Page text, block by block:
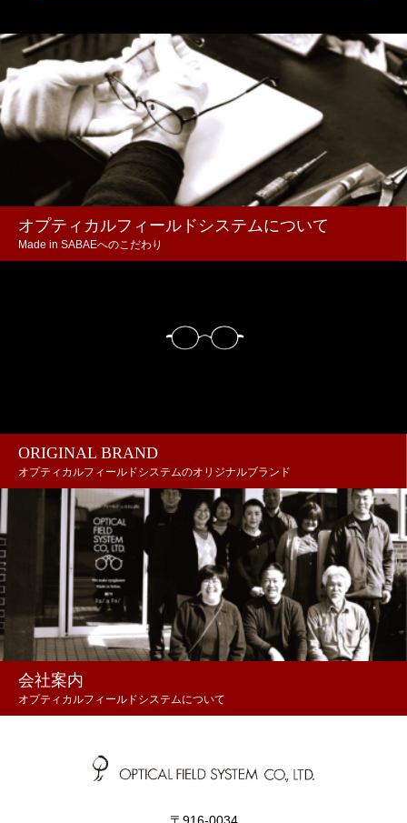
オプティカルフィールドシステムについて
Made in SABAEへのこだわり
ORIGINAL BRAND
オプティカルフィールドシステムのオリジナルブランド
会社案内
オプティカルフィールドシステムについて